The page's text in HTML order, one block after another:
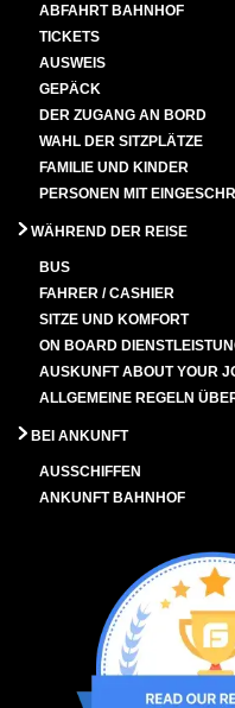
ABFAHRT BAHNHOF
TICKETS
AUSWEIS
GEPÄCK
DER ZUGANG AN BORD
WAHL DER SITZPLÄTZE
FAMILIE UND KINDER
PERSONEN MIT
WÄHREND DER REISE
BUS
FAHRER / CASHIER
SITZE UND KOMFORT
ON BOARD
AUSKUNFT ABOUT YOUR
ALLGEMEINE REGELN
BEI ANKUNFT
AUSSCHIFFEN
ANKUNFT BAHNHOF